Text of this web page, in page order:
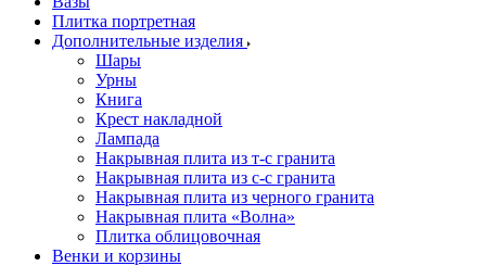
Плитка портретная
Дополнительные изделия
Шары
Урны
Книга
Крест накладной
Лампада
Накрывная плита из т-с гранита
Накрывная плита из с-с гранита
Накрывная плита из черного гранита
Накрывная плита «Волна»
Плитка облицовочная
Венки и корзины